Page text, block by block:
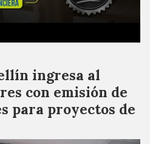
ingresa al
con emisión de
para proyectos de